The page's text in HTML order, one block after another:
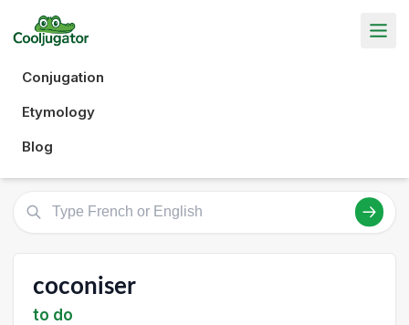
Conjugation
Etymology
Blog
coconiser
to do